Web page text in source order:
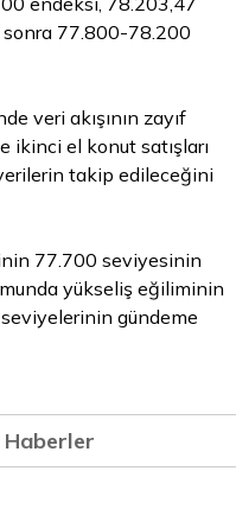
sonra 77.800-78.200
veri akışının zayıf
ikinci el konut satışları
takip edileceğini
77.700 seviyesinin
yükseliş eğiliminin
gündeme
Haberler